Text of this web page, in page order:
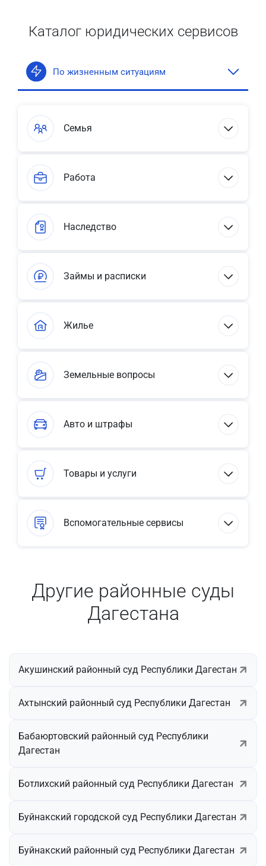
Каталог юридических сервисов
По жизненным ситуациям
Семья
Работа
Наследство
Займы и расписки
Жилье
Земельные вопросы
Авто и штрафы
Товары и услуги
Вспомогательные сервисы
Другие районные суды
Дагестана
Акушинский районный суд Республики Дагестан
Ахтынский районный суд Республики Дагестан
Бабаюртовский районный суд Республики
Дагестан
Ботлихский районный суд Республики Дагестан
Буйнакский городской суд Республики Дагестан
Буйнакский районный суд Республики Дагестан